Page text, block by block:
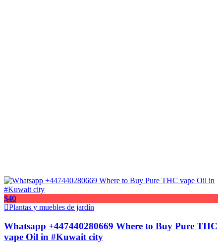
$40
Plantas y muebles de jardín
Whatsapp +447440280669 Where to Buy Pure THC
vape Oil in #Kuwait city